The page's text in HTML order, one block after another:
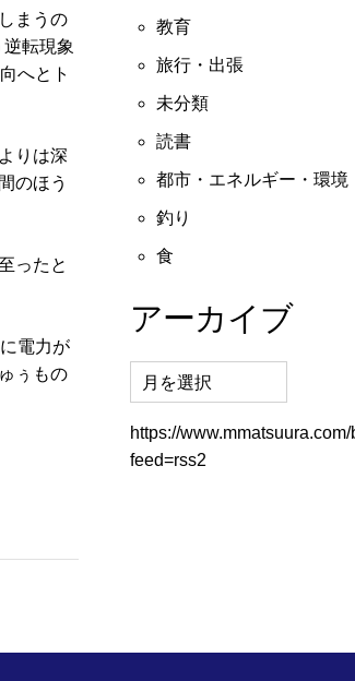
まうの
転現象
へとト
りは深
のほう
ったと
電力が
ぅもの
教育
旅行・出張
未分類
読書
都市・エネルギー・環境
釣り
食
アーカイブ
https://
feed=rss2